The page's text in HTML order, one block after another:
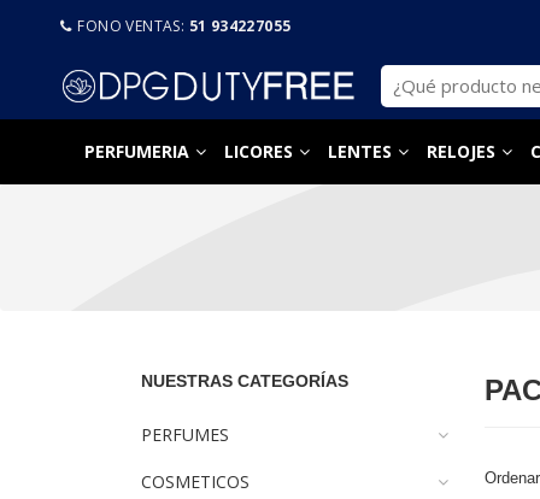
FONO VENTAS: 51 934227055
PERFUMERIA LICORES LENTES RELOJES
NUESTRAS CATEGORÍAS
PERFUMES
COSMETICOS